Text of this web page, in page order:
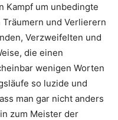
Kampf um unbedingte
und Verlierern
Verzweifelten und
die einen
wenigen Worten
so luzide und
man gar nicht anders
zum Meister der